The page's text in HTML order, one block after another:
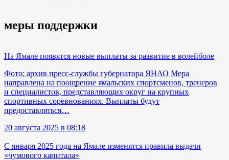
меры поддержки
На Ямале появятся новые выплаты за развитие в волейболе
Фото: архив пресс-службы губернатора ЯНАО Мера
направлена на поощрение ямальских спортсменов, тренеров
и специалистов, представляющих округ на крупных
спортивных соревнованиях. Выплаты будут
предоставляться…
20 августа 2025 в 08:18
С января 2025 года на Ямале изменятся правила выдачи
«чумового капитала»